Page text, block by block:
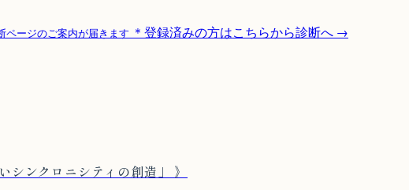
ページのご案内が届きます ＊登録済みの方はこちらから診断へ →
ンクロニシティの創造」 》